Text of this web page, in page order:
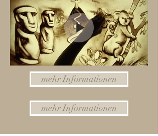
mehr Informationen
mehr Informationen